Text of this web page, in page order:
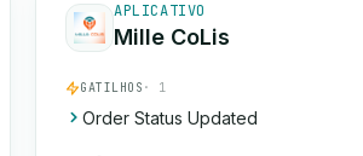
APLICATIVO
Mille CoLis
GATILHOS · 1
Order Status Updated